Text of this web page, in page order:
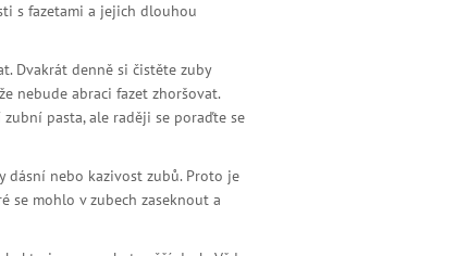
s fazetami a jejich dlouhou
Dvakrát denně si čistěte zuby
nebude abraci fazet zhoršovat.
pasta, ale raději se poraďte se
dásní nebo kazivost zubů. Proto je
se mohlo v zubech zaseknout a